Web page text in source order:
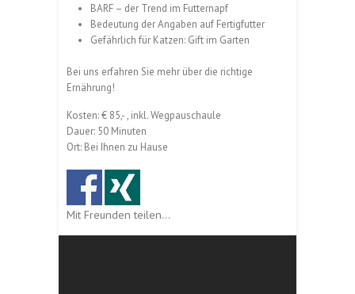
BARF – der Trend im Futternapf
Bedeutung der Angaben auf Fertigfutter
Gefährlich für Katzen: Gift im Garten
Bei uns erfahren Sie mehr über die richtige
Ernährung!
Kosten: € 85,- , inkl. Wegpauschaule
Dauer: 50 Minuten
Ort: Bei Ihnen zu Hause
Mit Freunden teilen...